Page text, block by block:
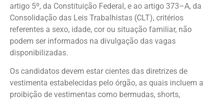
artigo 5º, da Constituição Federal, e ao artigo 373–A, da
Consolidação das Leis Trabalhistas (CLT), critérios
referentes a sexo, idade, cor ou situação familiar, não
podem ser informados na divulgação das vagas
disponibilizadas.
Os candidatos devem estar cientes das diretrizes de
vestimenta estabelecidas pelo órgão, as quais incluem a
proibição de vestimentas como bermudas, shorts,